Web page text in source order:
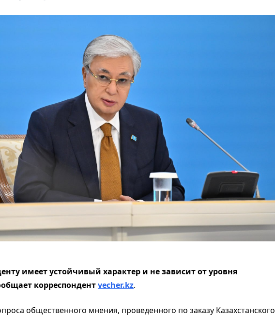
имеет устойчивый характер и не зависит от уровня
корреспондентvecher.kz.
общественного мнения, проведенного по заказу Казахстанского